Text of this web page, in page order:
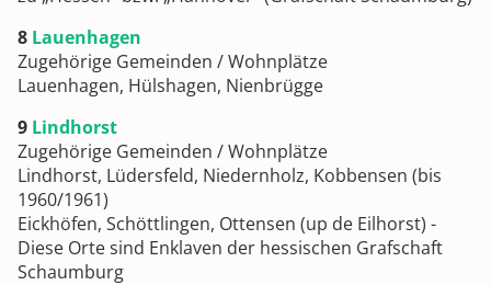
8 Lauenhagen
Zugehörige Gemeinden / Wohnplätze
Lauenhagen, Hülshagen, Nienbrügge
9 Lindhorst
Zugehörige Gemeinden / Wohnplätze
Lindhorst, Lüdersfeld, Niedernholz, Kobbensen (bis
1960/1961)
Eickhöfen, Schöttlingen, Ottensen (up de Eilhorst) -
Diese Orte sind Enklaven der hessischen Grafschaft
Schaumburg